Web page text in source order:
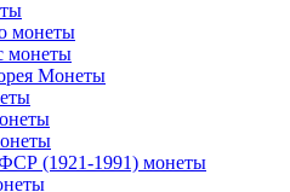
монеты
монеты
Монеты
(1921-1991) монеты